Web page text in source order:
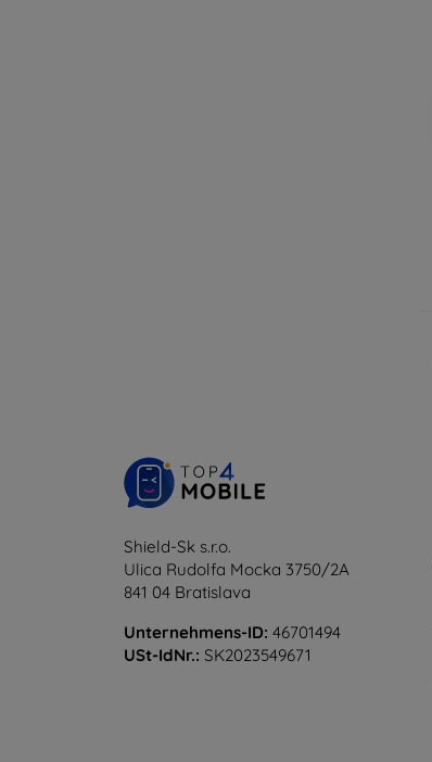
Shield-Sk s.r.o.
Ulica Rudolfa Mocka 3750/2A
841 04 Bratislava
Unternehmens-ID: 46701494
USt-IdNr.: SK2023549671